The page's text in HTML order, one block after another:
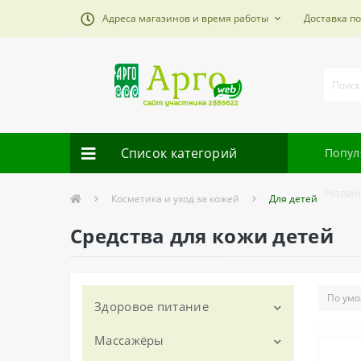
Адреса магазинов и время работы Доставка
Список категорий
Косметика и уход за кожей Для детей
Средства для кожи детей
Здоровое питание
Nutricare
Массажёры